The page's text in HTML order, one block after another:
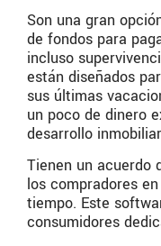
Son una gran
de fondos para
incluso
están diseñados
sus últimas
un poco de dinero
desarrollo
Tienen un acuerdo
los compradores
tiempo. Este
consumidores